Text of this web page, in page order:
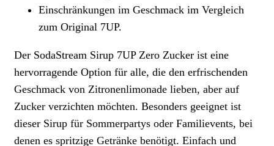
Einschränkungen im Geschmack im Vergleich
zum Original 7UP.
Der SodaStream Sirup 7UP Zero Zucker ist eine
hervorragende Option für alle, die den erfrischenden
Geschmack von Zitronenlimonade lieben, aber auf
Zucker verzichten möchten. Besonders geeignet ist
dieser Sirup für Sommerpartys oder Familievents, bei
denen es spritzige Getränke benötigt. Einfach und